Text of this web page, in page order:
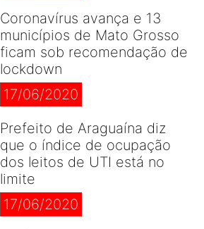
Coronavírus avança e 13
municípios de Mato Grosso
ficam sob recomendação de
lockdown
17/06/2020
Prefeito de Araguaína diz
que o índice de ocupação
dos leitos de UTI está no
limite
17/06/2020